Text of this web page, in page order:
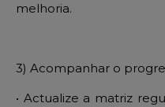
melhoria.
3) Acompanhar o
• Actualize a matriz